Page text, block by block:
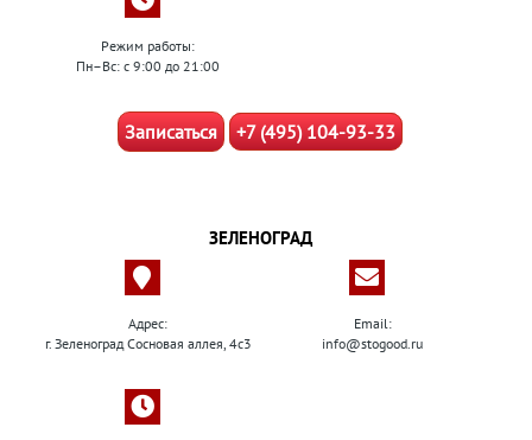
Режим работы:
Пн–Вс: с 9:00 до 21:00
Записаться +7 (495) 104-93-33
ЗЕЛЕНОГРАД
Адрес:
г. Зеленоград Сосновая аллея, 4с3
Email:
info@stogood.ru